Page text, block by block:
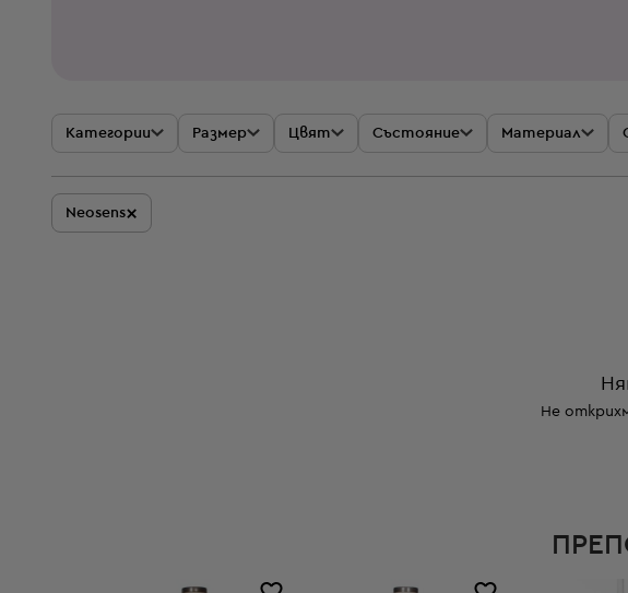
Категории Размер Цвят Състояние Материал
Neosens×
Не